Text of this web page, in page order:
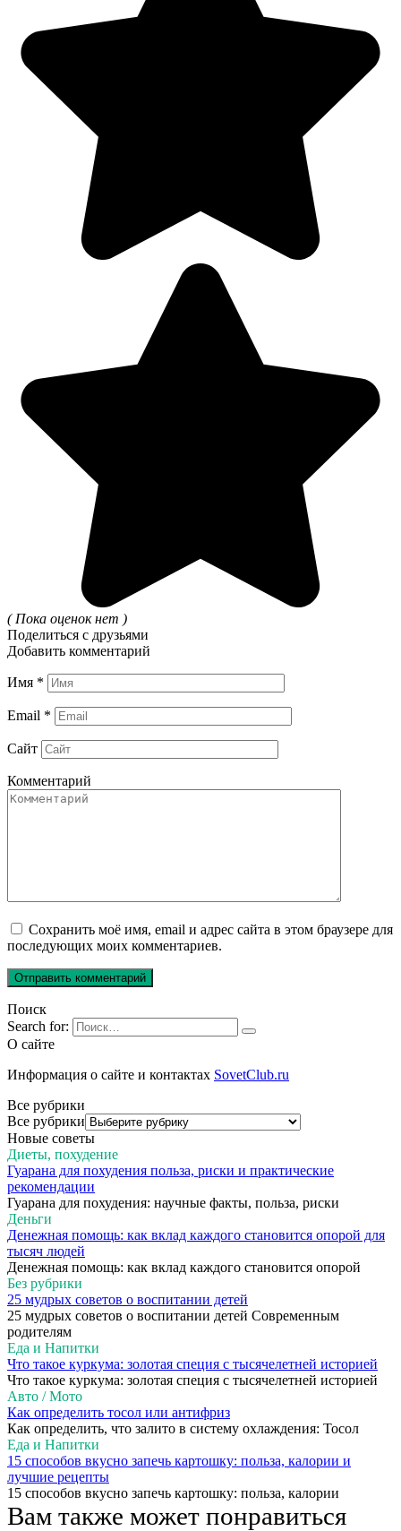
( Пока оценок нет )
Поделиться с друзьями
Добавить комментарий
Имя *
Email *
Сайт
Комментарий
Сохранить моё имя, email и адрес сайта в этом браузере для
последующих моих комментариев.
Поиск
Search for:
О сайте
Информация о сайте и контактах SovetClub.ru
Все рубрики
Все рубрики
Новые советы
Диеты, похудение
Гуарана для похудения польза, риски и практические
рекомендации
Гуарана для похудения: научные факты, польза, риски
Деньги
Денежная помощь: как вклад каждого становится опорой для
тысяч людей
Денежная помощь: как вклад каждого становится опорой
Без рубрики
25 мудрых советов о воспитании детей
25 мудрых советов о воспитании детей Современным
родителям
Еда и Напитки
Что такое куркума: золотая специя с тысячелетней историей
Что такое куркума: золотая специя с тысячелетней историей
Авто / Мото
Как определить тосол или антифриз
Как определить, что залито в систему охлаждения: Тосол
Еда и Напитки
15 способов вкусно запечь картошку: польза, калории и
лучшие рецепты
15 способов вкусно запечь картошку: польза, калории
Вам также может понравиться